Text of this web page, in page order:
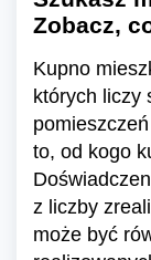
Zobacz,
Kupno
których liczy
to, od kogo
z liczby
może być